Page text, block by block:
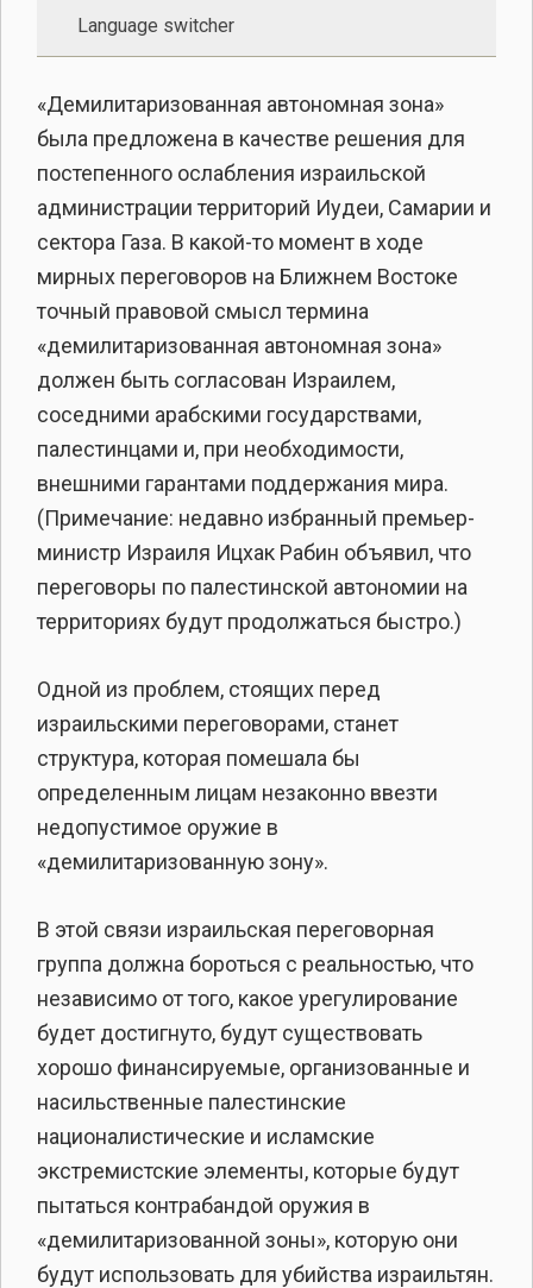
Language switcher
«Демилитаризованная автономная зона»
была предложена в качестве решения для
постепенного ослабления израильской
администрации территорий Иудеи, Самарии и
сектора Газа. В какой-то момент в ходе
мирных переговоров на Ближнем Востоке
точный правовой смысл термина
«демилитаризованная автономная зона»
должен быть согласован Израилем,
соседними арабскими государствами,
палестинцами и, при необходимости,
внешними гарантами поддержания мира.
(Примечание: недавно избранный премьер-
министр Израиля Ицхак Рабин объявил, что
переговоры по палестинской автономии на
территориях будут продолжаться быстро.)
Одной из проблем, стоящих перед
израильскими переговорами, станет
структура, которая помешала бы
определенным лицам незаконно ввезти
недопустимое оружие в
«демилитаризованную зону».
В этой связи израильская переговорная
группа должна бороться с реальностью, что
независимо от того, какое урегулирование
будет достигнуто, будут существовать
хорошо финансируемые, организованные и
насильственные палестинские
националистические и исламские
экстремистские элементы, которые будут
пытаться контрабандой оружия в
«демилитаризованной зоны», которую они
будут использовать для убийства израильтян.